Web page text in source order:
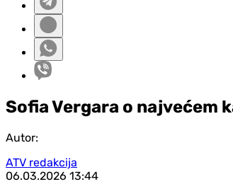
Sofia Vergara o najvećem
Autor:
ATV redakcija
06.03.2026 13:44